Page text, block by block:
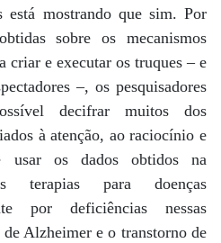
está mostrando que sim. Por
sobre os mecanismos
criar e executar os truques – e
–, os pesquisadores
decifrar muitos dos
à atenção, ao raciocínio e
os dados obtidos na
terapias para doenças
por deficiências nessas
Alzheimer e o transtorno de